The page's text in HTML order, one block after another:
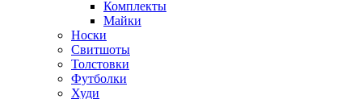
Комплекты
Майки
Носки
Свитшоты
Толстовки
Футболки
Худи